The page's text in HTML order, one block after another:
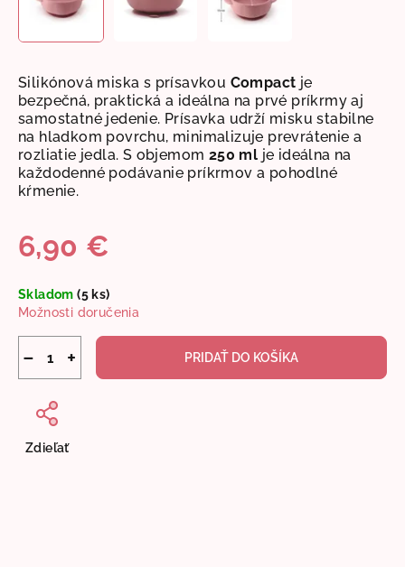
Silikónová miska s prísavkou Compact je
bezpečná, praktická a ideálna na prvé príkrmy aj
samostatné jedenie. Prísavka udrží misku stabilne
na hladkom povrchu, minimalizuje prevrátenie a
rozliatie jedla. S objemom 250 ml je ideálna na
každodenné podávanie príkrmov a pohodlné
kŕmenie.
6,90 €
cena:
Skladom(5 ks)
Možnosti doručenia
+
− PRIDAŤ DO KOŠÍKA
Zdieľať